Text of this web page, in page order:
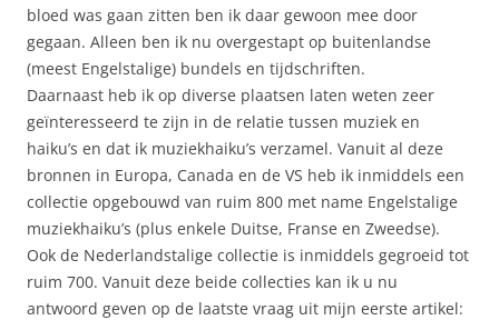
bloed was gaan zitten ben ik daar gewoon mee door
gegaan. Alleen ben ik nu overgestapt op buitenlandse
(meest Engelstalige) bundels en tijdschriften.
Daarnaast heb ik op diverse plaatsen laten weten zeer
geïnteresseerd te zijn in de relatie tussen muziek en
haiku’s en dat ik muziekhaiku’s verzamel. Vanuit al deze
bronnen in Europa, Canada en de VS heb ik inmiddels een
collectie opgebouwd van ruim 800 met name Engelstalige
muziekhaiku’s (plus enkele Duitse, Franse en Zweedse).
Ook de Nederlandstalige collectie is inmiddels gegroeid tot
ruim 700. Vanuit deze beide collecties kan ik u nu
antwoord geven op de laatste vraag uit mijn eerste artikel: